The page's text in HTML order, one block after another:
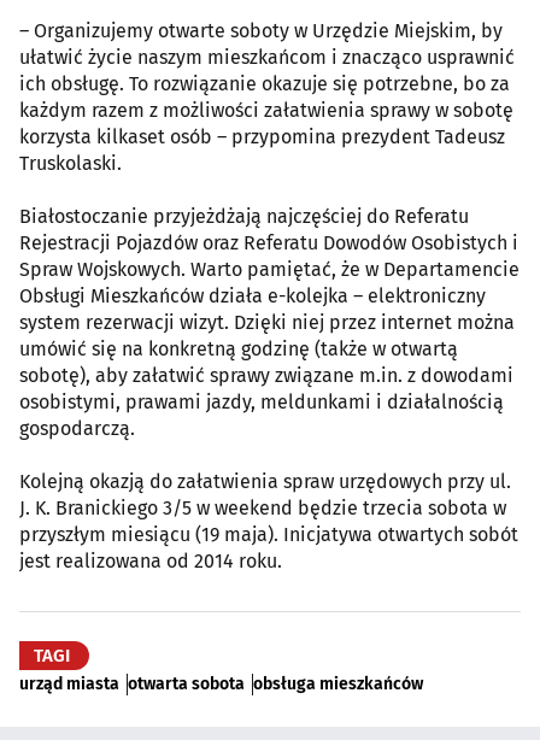
– Organizujemy otwarte soboty w Urzędzie Miejskim, by
ułatwić życie naszym mieszkańcom i znacząco usprawnić
ich obsługę. To rozwiązanie okazuje się potrzebne, bo za
każdym razem z możliwości załatwienia sprawy w sobotę
korzysta kilkaset osób – przypomina prezydent Tadeusz
Truskolaski.
Białostoczanie przyjeżdżają najczęściej do Referatu
Rejestracji Pojazdów oraz Referatu Dowodów Osobistych i
Spraw Wojskowych. Warto pamiętać, że w Departamencie
Obsługi Mieszkańców działa e-kolejka – elektroniczny
system rezerwacji wizyt. Dzięki niej przez internet można
umówić się na konkretną godzinę (także w otwartą
sobotę), aby załatwić sprawy związane m.in. z dowodami
osobistymi, prawami jazdy, meldunkami i działalnością
gospodarczą.
Kolejną okazją do załatwienia spraw urzędowych przy ul.
J. K. Branickiego 3/5 w weekend będzie trzecia sobota w
przyszłym miesiącu (19 maja). Inicjatywa otwartych sobót
jest realizowana od 2014 roku.
TAGI
urząd miasta otwarta sobota obsługa mieszkańców